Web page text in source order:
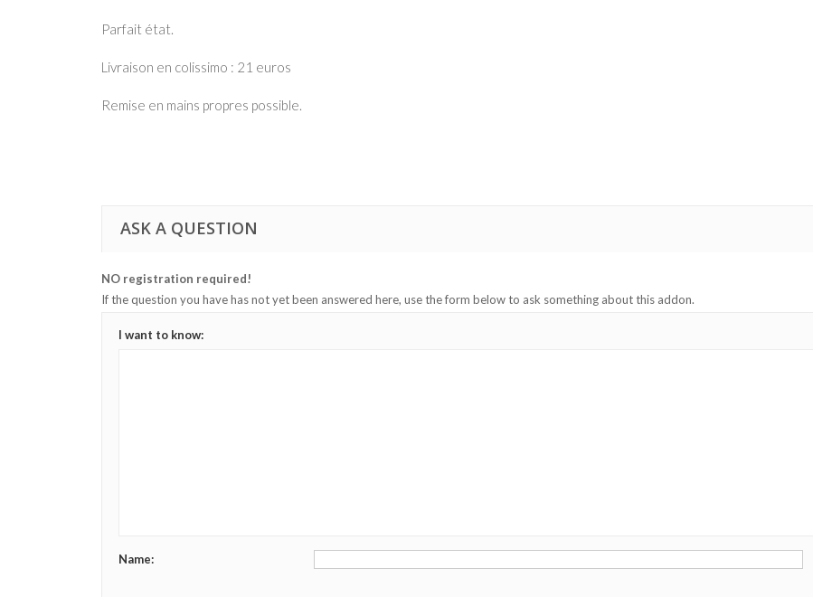
Parfait état.
Livraison en colissimo : 21 euros
Remise en mains propres possible.
ASK A QUESTION
NO registration required!
If the question you have has not yet been answered here, use the form below to ask something about this addon.
I want to know:
Name: